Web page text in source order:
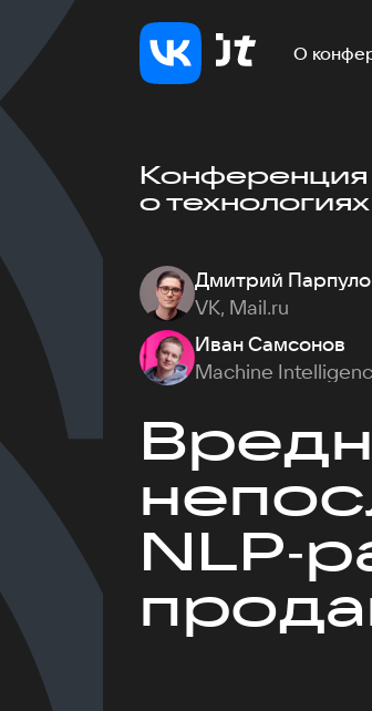
О
Конференция
о технологиях
Дмитрий
VK, Mail.ru
Иван Самсонов
Machine